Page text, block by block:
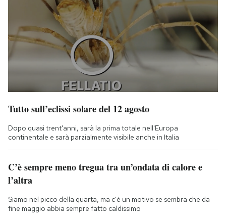
Tutto sull’eclissi solare del 12 agosto
Dopo quasi trent'anni, sarà la prima totale nell'Europa
continentale e sarà parzialmente visibile anche in Italia
C’è sempre meno tregua tra un’ondata di calore e
l’altra
Siamo nel picco della quarta, ma c'è un motivo se sembra che da
fine maggio abbia sempre fatto caldissimo